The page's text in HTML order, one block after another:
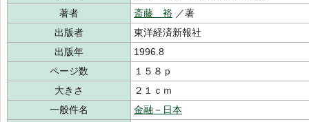
著者
斎藤 裕 ／著
出版者
東洋経済新報社
出版年
1996.8
ページ数
１５８ｐ
大きさ
２１ｃｍ
一般件名
金融－日本